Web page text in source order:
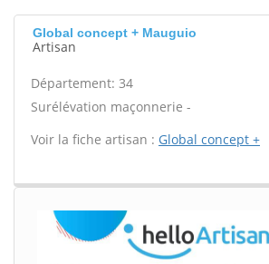
Global concept + Mauguio
Artisan
Département: 34
Surélévation maçonnerie -
Voir la fiche artisan : Global concept +